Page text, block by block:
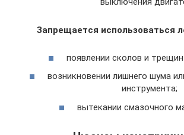
Запрещается использоваться
появлении сколов и трещин
возникновении лишнего шума
инструмента;
вытекании смазочного